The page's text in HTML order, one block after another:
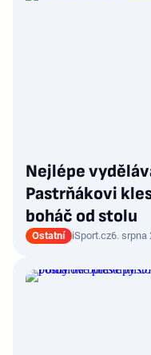
Nejlépe
Pastrňákovi
boháč od stolu
Ostatní iSport.cz6. srpna